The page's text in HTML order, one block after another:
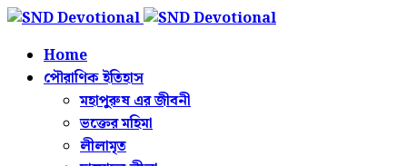
Home
পৌরাণিক ইতিহাস
মহাপুরুষ এর জীবনী
ভক্তের মহিমা
লীলামৃত